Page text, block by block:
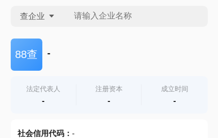
查企业
查企业
查产地
88查 -
法定代表人
-
注册资本
-
成立时间
-
社会信用代码： -